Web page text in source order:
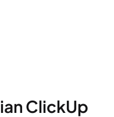
ClickUp